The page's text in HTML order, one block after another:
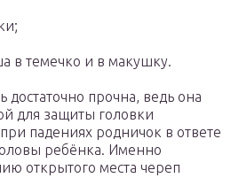
в темечко и в макушку.
достаточно прочна, ведь она
для защиты головки
падениях родничок в ответе
ребёнка. Именно
открытого места череп